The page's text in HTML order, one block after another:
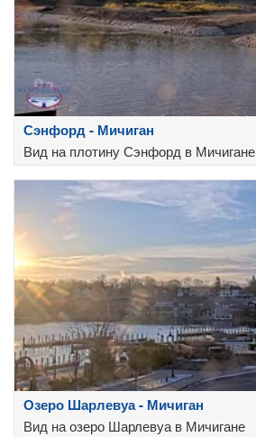
Сэнфорд - Мичиган
Вид на плотину Сэнфорд в Мичигане
Озеро Шарлевуа - Мичиган
Вид на озеро Шарлевуа в Мичигане